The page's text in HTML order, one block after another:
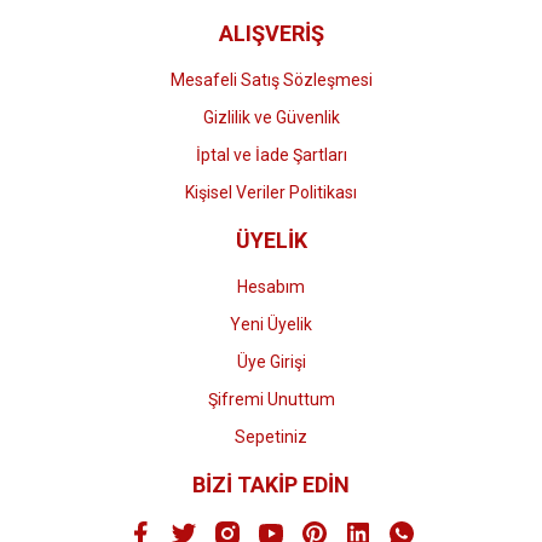
ALIŞVERİŞ
Mesafeli Satış Sözleşmesi
Gizlilik ve Güvenlik
İptal ve İade Şartları
Kişisel Veriler Politikası
ÜYELİK
Hesabım
Yeni Üyelik
Üye Girişi
Şifremi Unuttum
Sepetiniz
BİZİ TAKİP EDİN